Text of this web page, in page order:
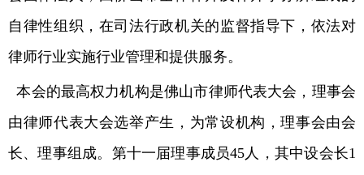
自律性组织，在司法行政机关的监督指导下，依法对
律师行业实施行业管理和提供服务。
本会的最高权力机构是佛山市律师代表大会，理事会
由律师代表大会选举产生，为常设机构，理事会由会
长、理事组成。第十一届理事成员45人，其中设会长1